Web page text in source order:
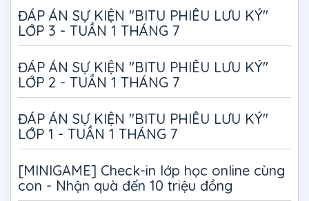
ĐÁP ÁN SỰ KIỆN "BITU PHIÊU LƯU KÝ"
LỚP 3 - TUẦN 1 THÁNG 7
ĐÁP ÁN SỰ KIỆN "BITU PHIÊU LƯU KÝ"
LỚP 2 - TUẦN 1 THÁNG 7
ĐÁP ÁN SỰ KIỆN "BITU PHIÊU LƯU KÝ"
LỚP 1 - TUẦN 1 THÁNG 7
[MINIGAME] Check-in lớp học online cùng
con - Nhận quà đến 10 triệu đồng